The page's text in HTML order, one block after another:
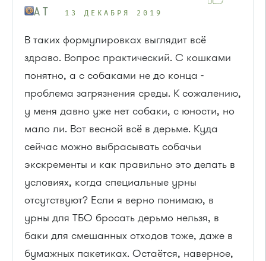
A T 13 ДЕКАБРЯ 2019
В таких формулировках выглядит всё
здраво. Вопрос практический. С кошками
понятно, а с собаками не до конца -
проблема загрязнения среды. К сожалению,
у меня давно уже нет собаки, с юности, но
мало ли. Вот весной всё в дерьме. Куда
сейчас можно выбрасывать собачьи
экскременты и как правильно это делать в
условиях, когда специальные урны
отсутствуют? Если я верно понимаю, в
урны для ТБО бросать дерьмо нельзя, в
баки для смешанных отходов тоже, даже в
бумажных пакетиках. Остаётся, наверное,